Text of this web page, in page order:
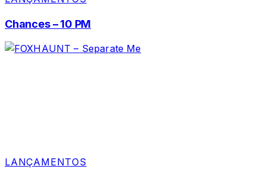
Chances – 10 PM
LANÇAMENTOS